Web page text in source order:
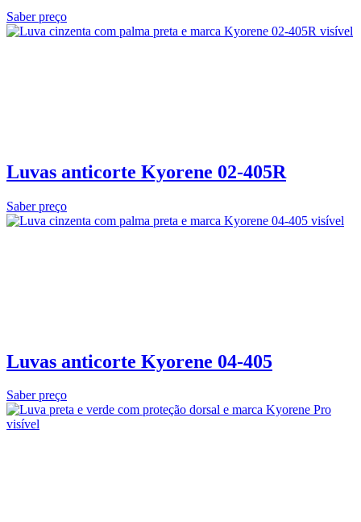
Saber preço
Luvas anticorte Kyorene 02‑405R
Saber preço
Luvas anticorte Kyorene 04-405
Saber preço